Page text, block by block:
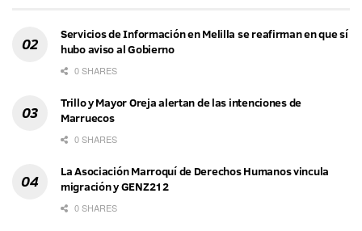
Servicios de Información en Melilla se reafirman en que sí
hubo aviso al Gobierno
0 SHARES
Trillo y Mayor Oreja alertan de las intenciones de
Marruecos
0 SHARES
La Asociación Marroquí de Derechos Humanos vincula
migración y GENZ212
0 SHARES